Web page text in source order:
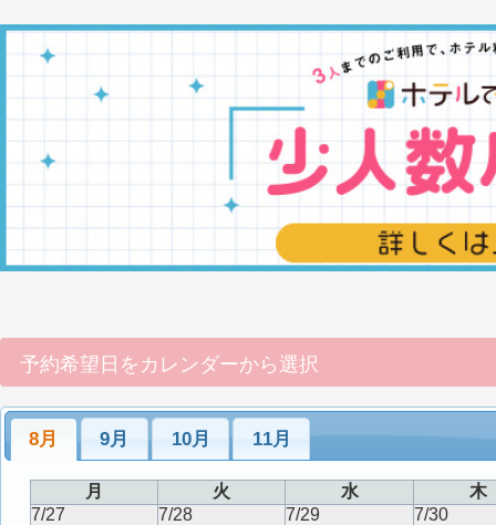
予約希望日をカレンダーから選択
8月 9月 10月 11月
月 火 水
木
7/27
7/28 7/29 7/30